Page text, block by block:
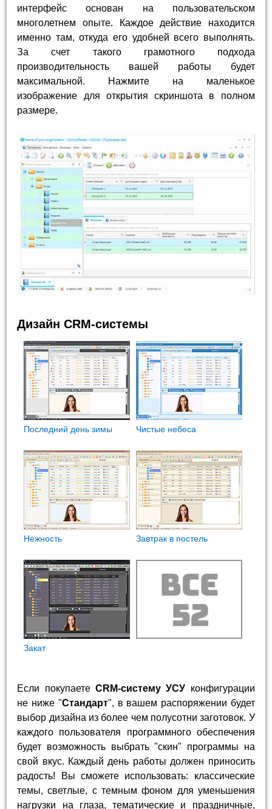
интерфейс основан на пользовательском
многолетнем опыте. Каждое действие находится
именно там, откуда его удобней всего выполнять.
За счет такого грамотного подхода
производительность вашей работы будет
максимальной. Нажмите на маленькое
изображение для открытия скриншота в полном
размере.
Дизайн CRM-системы
Последний день зимы Чистые небеса
Нежность Завтрак в постель
Закат
Если покупаете CRM-систему УСУ конфигурации
не ниже "Стандарт", в вашем распоряжении будет
выбор дизайна из более чем полусотни заготовок. У
каждого пользователя программного обеспечения
будет возможность выбрать "скин" программы на
свой вкус. Каждый день работы должен приносить
радость! Вы сможете использовать: классические
темы, светлые, с темным фоном для уменьшения
нагрузки на глаза, тематические и праздничные,